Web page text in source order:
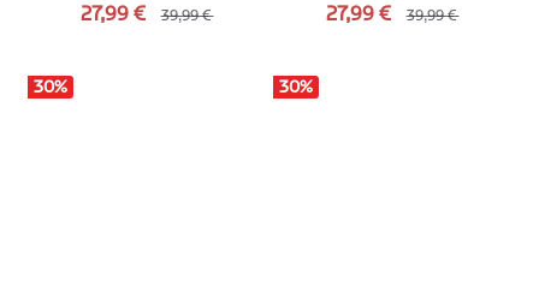
27,99 € 39,99 € 27,99 € 39,99 €
30% 30%